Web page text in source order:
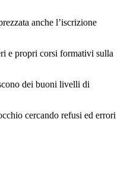
anche l’iscrizione
e propri corsi formativi sulla
dei buoni livelli di
cercando refusi ed errori